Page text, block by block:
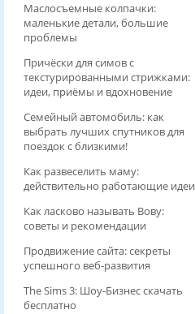
Маслосъемные колпачки:
маленькие детали, большие
проблемы
Причёски для симов с
текстурированными стрижками:
идеи, приёмы и вдохновение
Семейный автомобиль: как
выбрать лучших спутников для
поездок с близкими!
Как развеселить маму:
действительно работающие идеи
Как ласково называть Вову:
советы и рекомендации
Продвижение сайта: секреты
успешного веб-развития
The Sims 3: Шоу-Бизнес скачать
бесплатно